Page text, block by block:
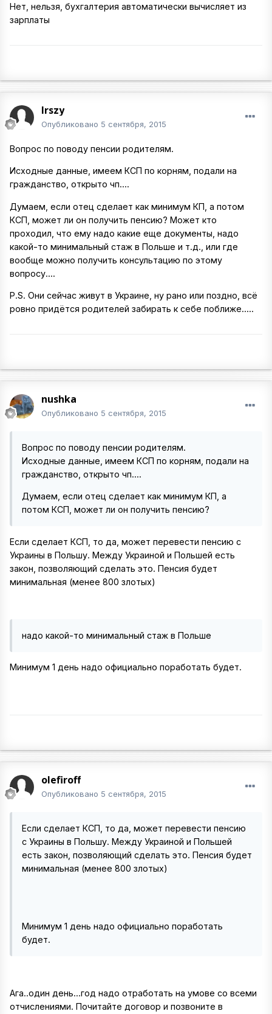
Нет, нельзя, бухгалтерия автоматически вычисляет из
зарплаты
Irszy
Опубликовано 5 сентября, 2015
Вопрос по поводу пенсии родителям.
Исходные данные, имеем КСП по корням, подали на
гражданство, открыто чп....
Думаем, если отец сделает как минимум КП, а потом
КСП, может ли он получить пенсию? Может кто
проходил, что ему надо какие еще документы, надо
какой-то минимальный стаж в Польше и т.д., или где
вообще можно получить консультацию по этому
вопросу....
P.S. Они сейчас живут в Украине, ну рано или поздно, всё
ровно придётся родителей забирать к себе поближе.....
nushka
Опубликовано 5 сентября, 2015
Вопрос по поводу пенсии родителям.
Исходные данные, имеем КСП по корням, подали на
гражданство, открыто чп....
Думаем, если отец сделает как минимум КП, а
потом КСП, может ли он получить пенсию?
Если сделает КСП, то да, может перевести пенсию с
Украины в Польшу. Между Украиной и Польшей есть
закон, позволяющий сделать это. Пенсия будет
минимальная (менее 800 злотых)
надо какой-то минимальный стаж в Польше
Минимум 1 день надо официально поработать будет.
olefiroff
Опубликовано 5 сентября, 2015
Если сделает КСП, то да, может перевести пенсию
с Украины в Польшу. Между Украиной и Польшей
есть закон, позволяющий сделать это. Пенсия будет
минимальная (менее 800 злотых)
Минимум 1 день надо официально поработать
будет.
Ага..один день...год надо отработать на умове со всеми
отчислениями. Почитайте договор и позвоните в